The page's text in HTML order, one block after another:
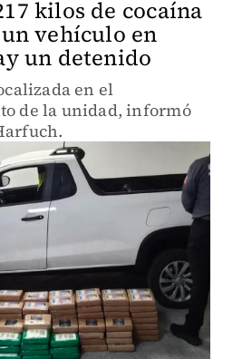
kilos de cocaína
vehículo en
un detenido
en el
de la unidad, informó